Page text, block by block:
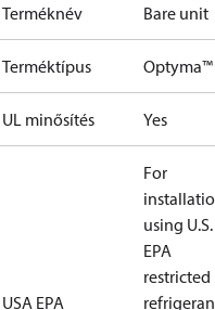
Terméknév Bare unit
Terméktípus Optyma™
UL minősítés Yes
USA EPA
For
using U.S.
EPA
restricted